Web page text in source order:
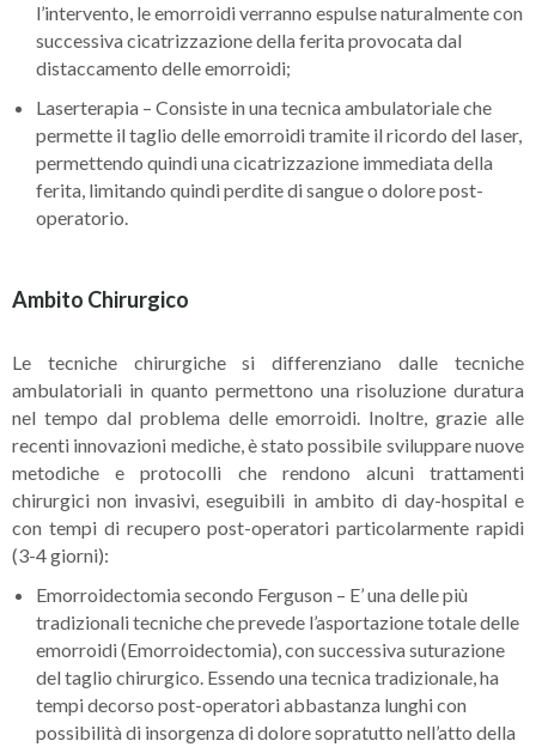
l’intervento, le emorroidi verranno espulse naturalmente con
successiva cicatrizzazione della ferita provocata dal
distaccamento delle emorroidi;
Laserterapia – Consiste in una tecnica ambulatoriale che
permette il taglio delle emorroidi tramite il ricordo del laser,
permettendo quindi una cicatrizzazione immediata della
ferita, limitando quindi perdite di sangue o dolore post-
operatorio.
Ambito Chirurgico
Le tecniche chirurgiche si differenziano dalle tecniche
ambulatoriali in quanto permettono una risoluzione duratura
nel tempo dal problema delle emorroidi. Inoltre, grazie alle
recenti innovazioni mediche, è stato possibile sviluppare nuove
metodiche e protocolli che rendono alcuni trattamenti
chirurgici non invasivi, eseguibili in ambito di day-hospital e
con tempi di recupero post-operatori particolarmente rapidi
(3-4 giorni):
Emorroidectomia secondo Ferguson – E’ una delle più
tradizionali tecniche che prevede l’asportazione totale delle
emorroidi (Emorroidectomia), con successiva suturazione
del taglio chirurgico. Essendo una tecnica tradizionale, ha
tempi decorso post-operatori abbastanza lunghi con
possibilità di insorgenza di dolore sopratutto nell’atto della